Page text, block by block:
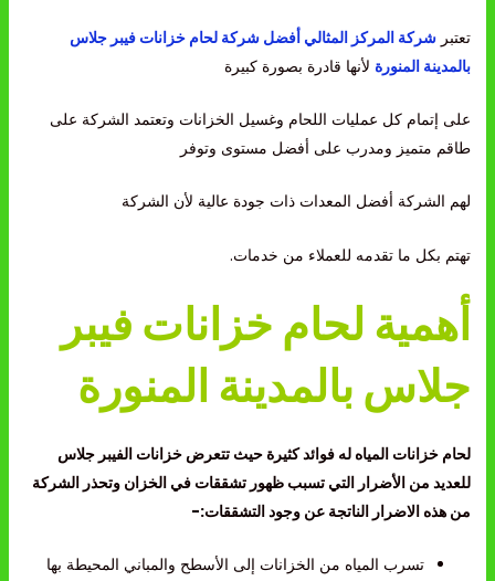
تعتبر شركة المركز المثالي أفضل شركة لحام خزانات فيبر جلاس
بالمدينة المنورة لأنها قادرة بصورة كبيرة
على إتمام كل عمليات اللحام وغسيل الخزانات وتعتمد الشركة على
طاقم متميز ومدرب على أفضل مستوى وتوفر
لهم الشركة أفضل المعدات ذات جودة عالية لأن الشركة
تهتم بكل ما تقدمه للعملاء من خدمات.
أهمية لحام خزانات فيبر
جلاس بالمدينة المنورة
لحام خزانات المياه له فوائد كثيرة حيث تتعرض خزانات الفيبر جلاس
للعديد من الأضرار التي تسبب ظهور تشققات في الخزان وتحذر الشركة
من هذه الاضرار الناتجة عن وجود التشققات:-
تسرب المياه من الخزانات إلى الأسطح والمباني المحيطة بها